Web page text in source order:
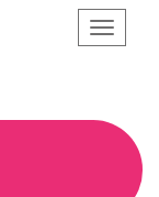
Afficher
le